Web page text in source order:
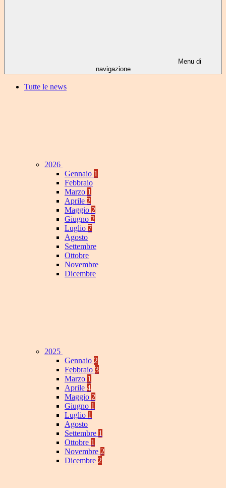
Menu di
navigazione
Tutte le news
2026
Gennaio 1
Febbraio
Marzo 1
Aprile 2
Maggio 2
Giugno 2
Luglio 7
Agosto
Settembre
Ottobre
Novembre
Dicembre
2025
Gennaio 2
Febbraio 3
Marzo 1
Aprile 4
Maggio 2
Giugno 1
Luglio 1
Agosto
Settembre 1
Ottobre 1
Novembre 2
Dicembre 2